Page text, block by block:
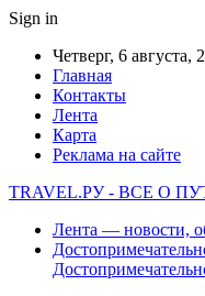
Sign in
Четверг, 6 августа,
Главная
Контакты
Лента
Карта
Реклама на сайте
TRAVEL.РУ - ВСЕ О
Лента — новости,